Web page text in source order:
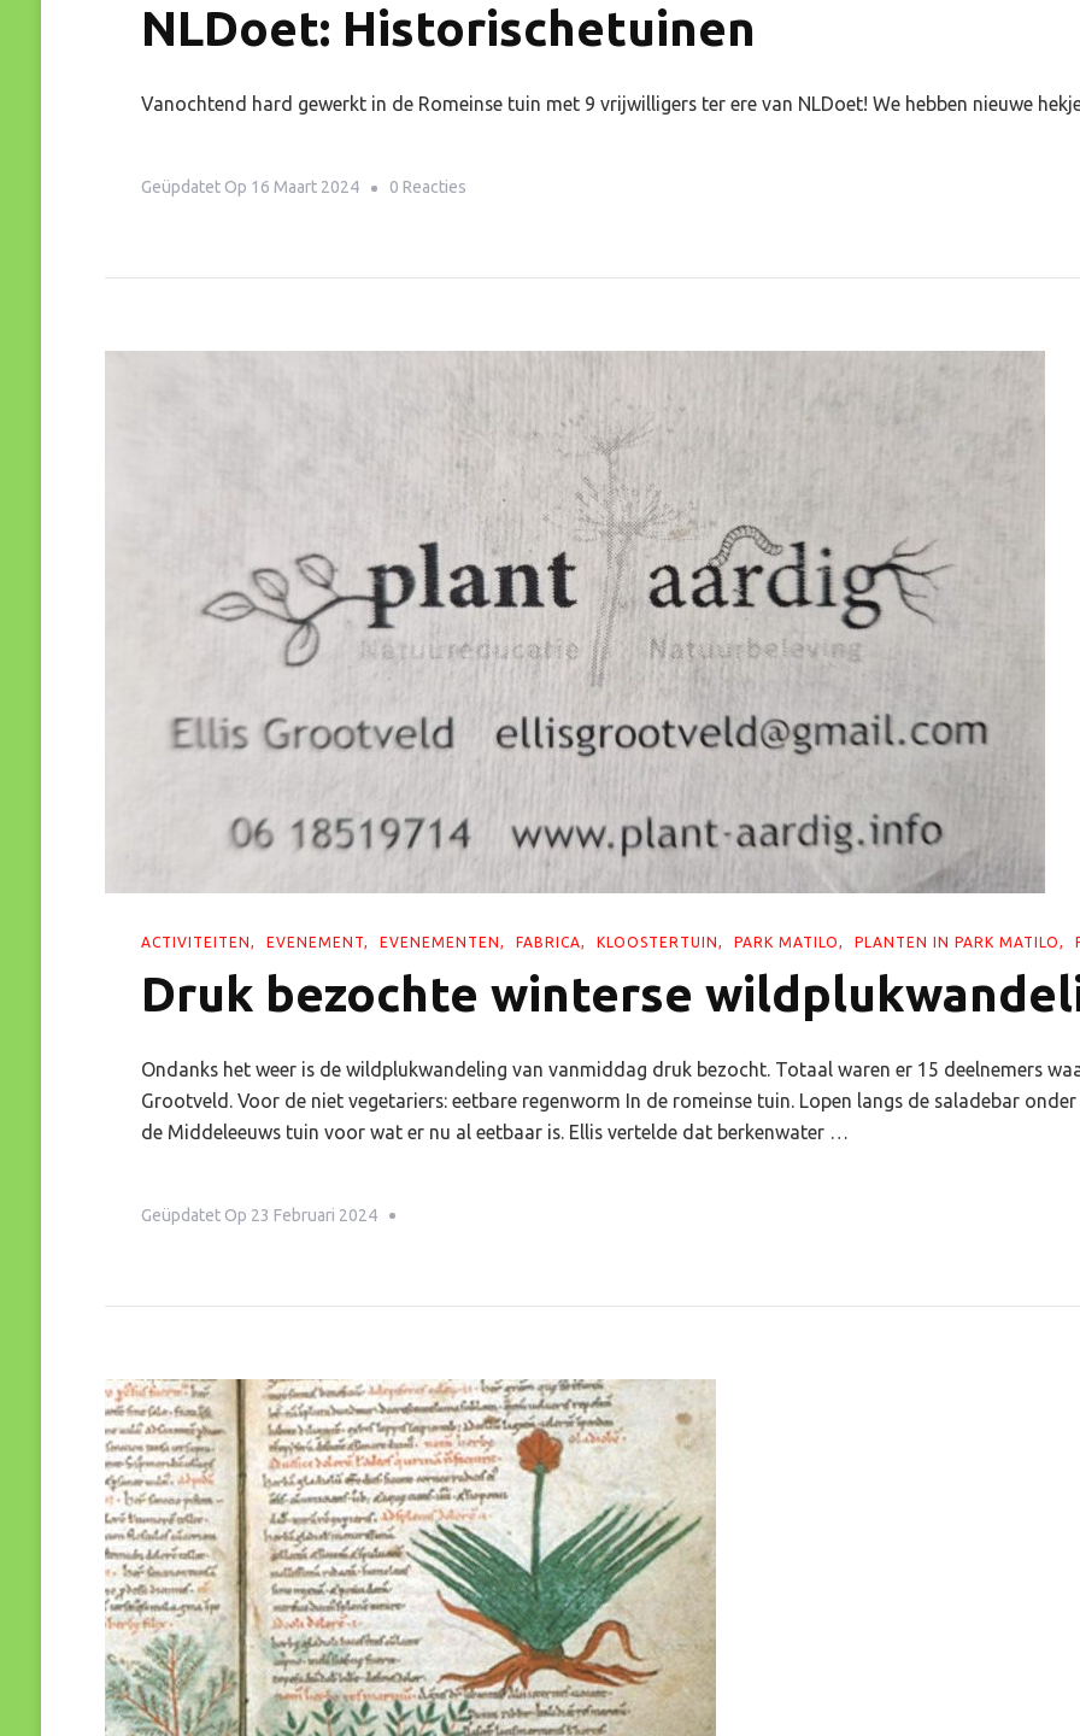
NLDoet: Historischetuinen
Vanochtend hard gewerkt in de Romeinse tuin met 9 vrijwilligers ter ere van NLDoet! We hebben nieuwe
Geüpdatet Op 16 Maart 2024 0 ReactiesOp
ACTIVITEITEN EVENEMENT EVENEMENTEN FABRICA KLOOSTERTUIN PARK MATILO PLANTEN IN PARK MATILO
Druk bezochte winterse
Ondanks het weer is de wildplukwandeling van vanmiddag druk bezocht. Totaal waren er 15 deelnemers
Grootveld. Voor de niet vegetariers: eetbare regenworm In de romeinse tuin. Lopen langs de saladebar
de Middeleeuws tuin voor wat er nu al eetbaar is. Ellis vertelde dat berkenwater …
Geüpdatet Op 23 Februari 2024